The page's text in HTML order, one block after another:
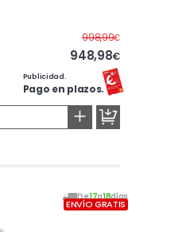
998,99€Antes
948,98€
Publicidad.
Pago en plazos.
+
De17a18días
ENVÍO GRATIS